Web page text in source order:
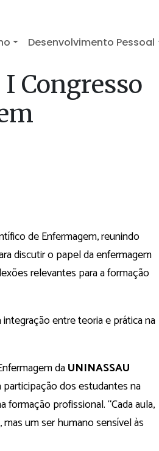
Desenvolvimento Pessoal
Congresso
de Enfermagem, reunindo
discutir o papel da enfermagem
relevantes para a formação
entre teoria e prática na
daUNINASSAU
participação dos estudantes na
profissional. “Cada aula,
um ser humano sensível às